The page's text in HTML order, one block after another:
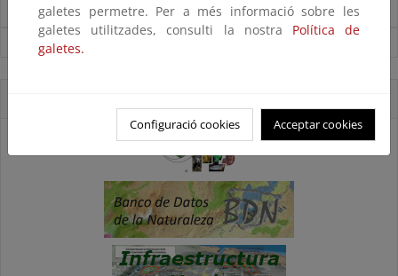
Noticias sobre Biodiversidad
galetes permetre. Per a més informació sobre les
galetes utilitzades, consulti la nostra Política de
galetes.
Configuració cookies Acceptar cookies